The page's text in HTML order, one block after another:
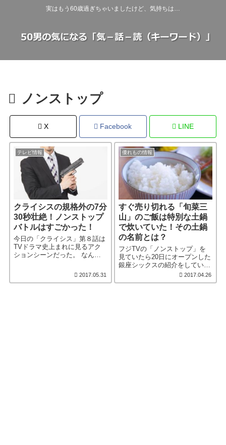
実はもう60歳過ぎちゃいましたけど、気持ちは…
ノンストップ
X Facebook LINE
テレビ情報
クライシスの規格外の7分
30秒壮絶！ノンストップ
バトルはすごかった！
今日の「クライシス」第８話は
TVドラマ史上まれに見るアク
ションシーンだった。 なんと
2017.05.31
優れもの情報
すぐ売り切れる「旬菜三
山」のご飯は特別な土鍋
で炊いていた！その土鍋
の名前とは？
フジTVの「ノンストップ」を
見ていたら20日にオープンした
銀座シックスの紹介をしてい
た。 その中で、［…続きを読
む］
2017.04.26